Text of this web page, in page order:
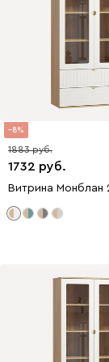
8
1732
1883
Витрина Монблан